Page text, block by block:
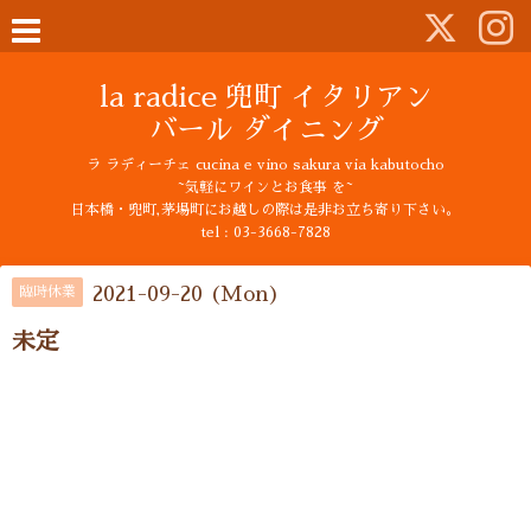
la radice 兜町 イタリアン
バール ダイニング
ラ ラディーチェ cucina e vino sakura via kabutocho
~気軽にワインとお食事 を~
日本橋・兜町,茅場町にお越しの際は是非お立ち寄り下さい。
tel : 03-3668-7828
臨時休業 2021-09-20 (Mon)
未定